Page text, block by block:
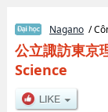
Nagano /
公立諏訪東京
Science